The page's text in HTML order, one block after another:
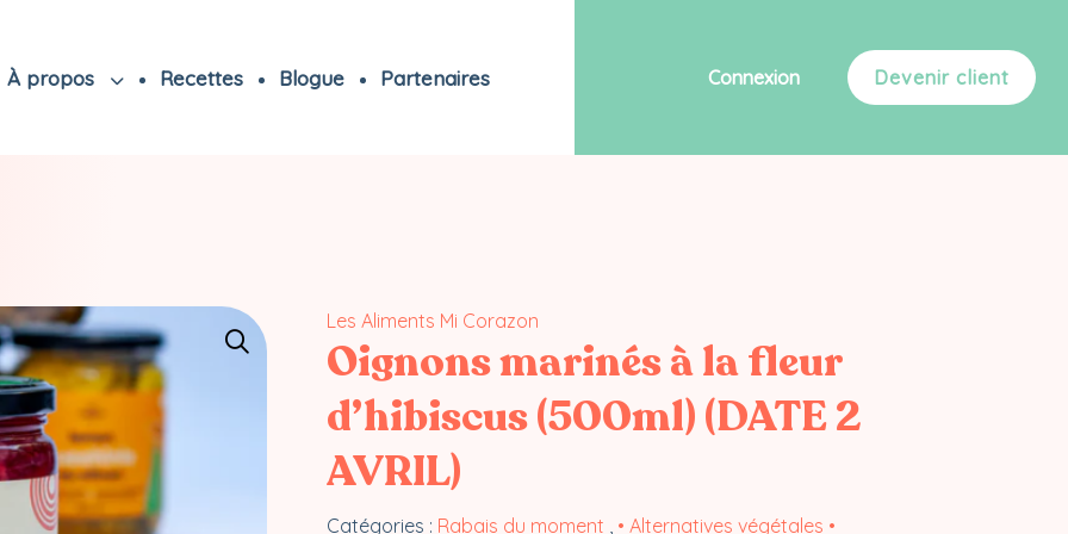
À propos Recettes Blogue Partenaires Connexion Devenir client
Les Aliments Mi Corazon
Oignons marinés à la fleur
d’hibiscus (500ml) (DATE 2
AVRIL)
Catégories : Rabais du moment , • Alternatives végétales •